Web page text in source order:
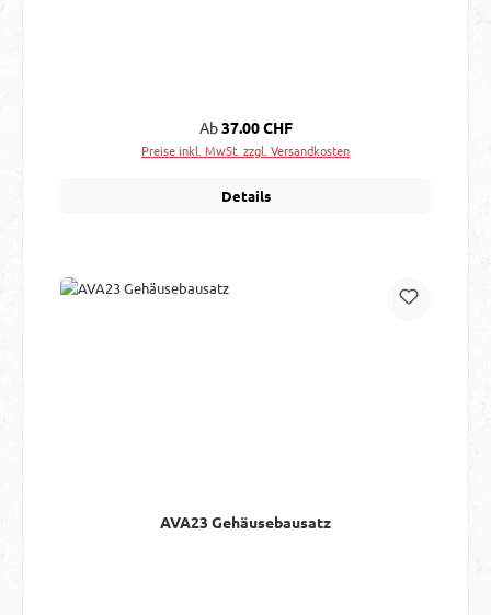
Regulärer Preis:
Ab37.00 CHF
Preise inkl. MwSt. zzgl. Versandkosten
Details
AVA23 Gehäusebausatz